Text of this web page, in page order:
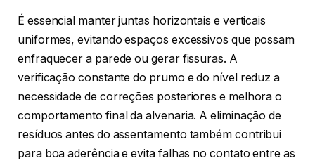
É essencial manter juntas horizontais e verticais
uniformes, evitando espaços excessivos que possam
enfraquecer a parede ou gerar fissuras. A
verificação constante do prumo e do nível reduz a
necessidade de correções posteriores e melhora o
comportamento final da alvenaria. A eliminação de
resíduos antes do assentamento também contribui
para boa aderência e evita falhas no contato entre as